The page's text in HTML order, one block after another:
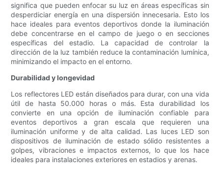
significa que pueden enfocar su luz en áreas específicas sin
desperdiciar energía en una dispersión innecesaria. Esto los
hace ideales para eventos deportivos donde la iluminación
debe concentrarse en el campo de juego o en secciones
específicas del estadio. La capacidad de controlar la
dirección de la luz también reduce la contaminación lumínica,
minimizando el impacto en el entorno.
Durabilidad y longevidad
Los reflectores LED están diseñados para durar, con una vida
útil de hasta 50.000 horas o más. Esta durabilidad los
convierte en una opción de iluminación confiable para
eventos deportivos a gran escala que requieren una
iluminación uniforme y de alta calidad. Las luces LED son
dispositivos de iluminación de estado sólido resistentes a
golpes, vibraciones e impactos externos, lo que los hace
ideales para instalaciones exteriores en estadios y arenas.